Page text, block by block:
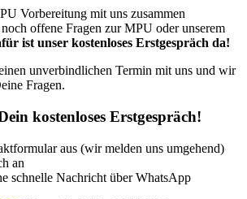
Vorbereitung mit uns zusammen
offene Fragen zur MPU oder unserem
ist unser kostenloses Erstgespräch da!
unverbindlichen Termin mit uns und wir
Fragen.
kostenloses Erstgespräch!
aus (wir melden uns umgehend)
an
schnelle Nachricht über WhatsApp